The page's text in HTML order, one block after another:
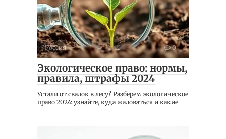
Россия 0
Экологическое право: нормы,
правила, штрафы 2024
Устали от свалок в лесу? Разберем экологическое
право 2024: узнайте, куда жаловаться и какие